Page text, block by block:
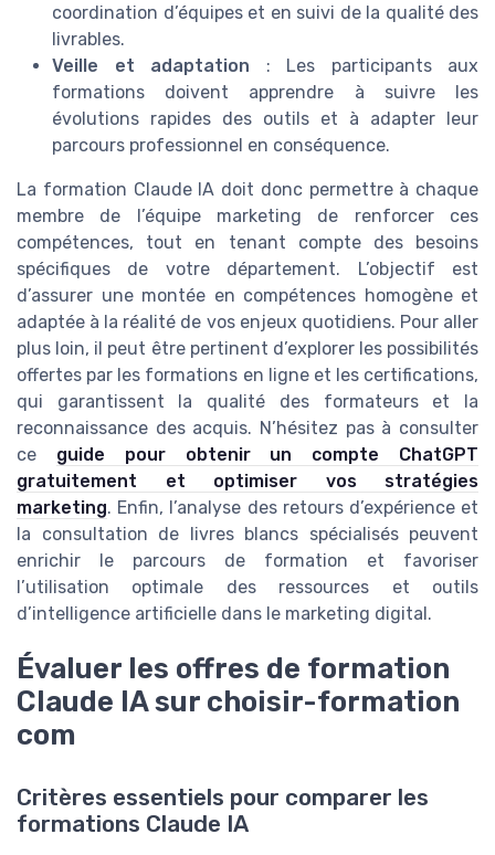
coordination d’équipes et en suivi de la qualité des
livrables.
Veille et adaptation : Les participants aux
formations doivent apprendre à suivre les
évolutions rapides des outils et à adapter leur
parcours professionnel en conséquence.
La formation Claude IA doit donc permettre à chaque
membre de l’équipe marketing de renforcer ces
compétences, tout en tenant compte des besoins
spécifiques de votre département. L’objectif est
d’assurer une montée en compétences homogène et
adaptée à la réalité de vos enjeux quotidiens. Pour aller
plus loin, il peut être pertinent d’explorer les possibilités
offertes par les formations en ligne et les certifications,
qui garantissent la qualité des formateurs et la
reconnaissance des acquis. N’hésitez pas à consulter
ce guide pour obtenir un compte ChatGPT
gratuitement et optimiser vos stratégies
marketing. Enfin, l’analyse des retours d’expérience et
la consultation de livres blancs spécialisés peuvent
enrichir le parcours de formation et favoriser
l’utilisation optimale des ressources et outils
d’intelligence artificielle dans le marketing digital.
Évaluer les offres de formation
Claude IA sur choisir-formation
com
Critères essentiels pour comparer les
formations Claude IA